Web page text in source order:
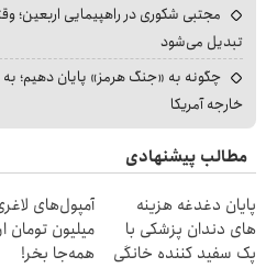
مجتبی شکوری در راهپیمایی اربعین؛
تبدیل می‌شود
چگونه به «جنگ هرمز» پایان دهیم؛
خارجه آمریکا
مطالب پیشنهادی
پایان دغدغه هزینه
های دندان پزشکی با
پک سفید کننده خانگی
میلیون تومان
همه‌جا بخر!